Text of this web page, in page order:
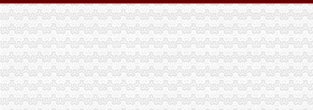
王元楷局重庆注销税务长对政务信息工作作出重要批示
南岸局采取四项措施迅速贯彻全市代办注销分公司工商工作会议精
渝北局认真贯彻全市重庆注销分公司工商行政管理工作会精
监察室贯彻全市工作会议精提出“四个到位”重庆注销税务
高新园局出台重庆北火车站市代办注销分公司场监管应急预案
中介处迅速学习达部署落实全市重庆分公司注销工商工作会议精
全市重庆注销税务工商行政管理工作会议隆重召开